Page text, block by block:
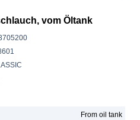
vom Öltank
From oil tank